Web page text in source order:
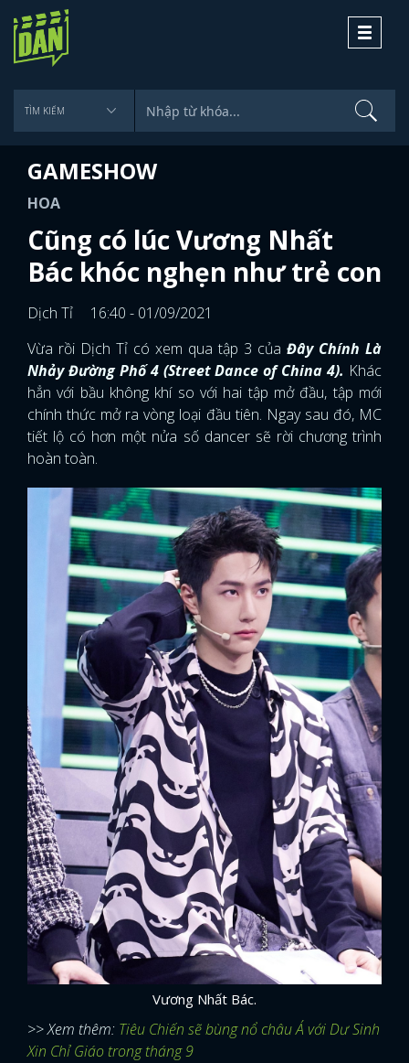
Toggle
GAMESHOW
HOA
Cũng có lúc Vương Nhất
Bác khóc nghẹn như trẻ con
Dịch Tỉ
16:40 - 01/09/2021
Vừa rồi Dịch Tỉ có xem qua tập 3 của Đây Chính Là
Nhảy Đường Phố 4 (Street Dance of China 4). Khác
hẳn với bầu không khí so với hai tập mở đầu, tập mới
chính thức mở ra vòng loại đầu tiên. Ngay sau đó, MC
tiết lộ có hơn một nửa số dancer sẽ rời chương trình
hoàn toàn.
Vương Nhất Bác.
>> Xem thêm: Tiêu Chiến sẽ bùng nổ châu Á với Dư Sinh
Xin Chỉ Giáo trong tháng 9